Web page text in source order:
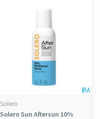
Solero
Solero Sun Aftersun 10%